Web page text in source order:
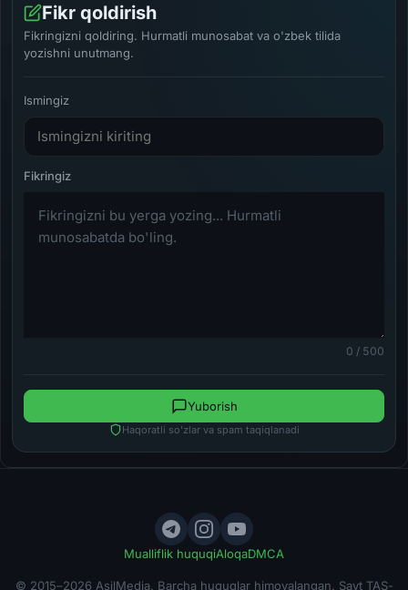
Fikr qoldirish
Fikringizni qoldiring. Hurmatli munosabat va o'zbek tilida
yozishni unutmang.
Ismingiz
0 / 500
Haqoratli so'zlar va spam taqiqlanadi
Yuborish
Mualliflik huquqiAloqaDMCA
© 2015–2026 AsilMedia. Barcha huquqlar himoyalangan. Sayt TAS-